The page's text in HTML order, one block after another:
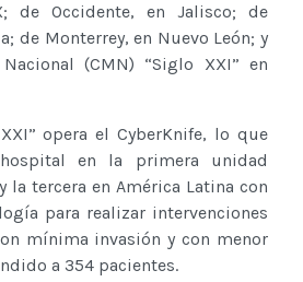
de Occidente, en Jalisco; de
de Monterrey, en Nuevo León; y
(CMN) “Siglo XXI” en
opera el CyberKnife, lo que
en la primera unidad
la tercera en América Latina con
para realizar intervenciones
mínima invasión y con menor
a 354 pacientes.